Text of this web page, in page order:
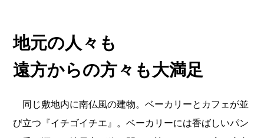
地元の人々も
遠方からの方々も大満足
同じ敷地内に南仏風の建物。ベーカリーとカフェが並
び立つ『イチゴイチエ』。ベーカリーには香ばしいパン